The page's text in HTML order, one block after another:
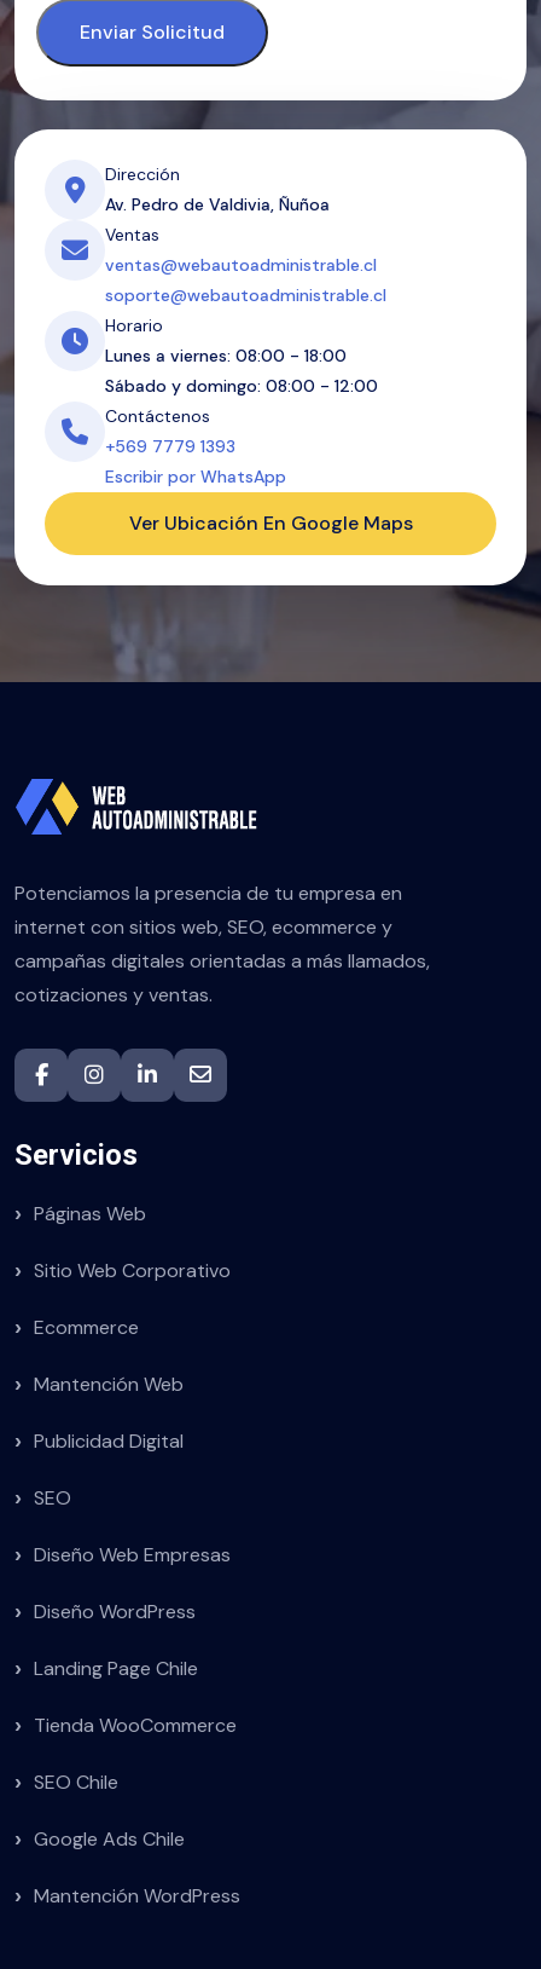
Enviar Solicitud
Dirección
Av. Pedro de Valdivia, Ñuñoa
Ventas
ventas@webautoadministrable.cl
soporte@webautoadministrable.cl
Horario
Lunes a viernes: 08:00 - 18:00
Sábado y domingo: 08:00 - 12:00
Contáctenos
+569 7779 1393
Escribir por WhatsApp
Ver Ubicación En Google Maps
Potenciamos la presencia de tu empresa en
internet con sitios web, SEO, ecommerce y
campañas digitales orientadas a más llamados,
cotizaciones y ventas.
Servicios
Páginas Web
Sitio Web Corporativo
Ecommerce
Mantención Web
Publicidad Digital
SEO
Diseño Web Empresas
Diseño WordPress
Landing Page Chile
Tienda WooCommerce
SEO Chile
Google Ads Chile
Mantención WordPress